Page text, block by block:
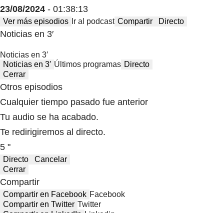
23/08/2024 - 01:38:13
Ver más episodios Ir al podcast Compartir Directo
Noticias en 3′
Noticias en 3′
Noticias en 3′ Últimos programas Directo
Cerrar
Otros episodios
Cualquier tiempo pasado fue anterior
Tu audio se ha acabado.
Te redirigiremos al directo.
5 "
Directo
Cancelar
Cerrar
Compartir
Compartir en Facebook Facebook
Compartir en Twitter Twitter